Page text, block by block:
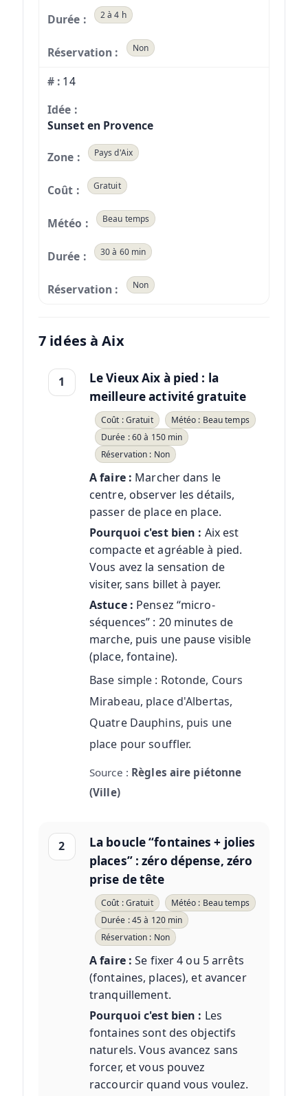
2 à 4 h
Non
14
Sunset en Provence
Pays d'Aix
Gratuit
Beau temps
30 à 60 min
Non
7 idées à Aix
1
Le Vieux Aix à pied : la
meilleure activité gratuite
Coût : Gratuit
Météo : Beau temps
Durée : 60 à 150 min
Réservation : Non
A faire : Marcher dans le
centre, observer les détails,
passer de place en place.
Pourquoi c'est bien : Aix est
compacte et agréable à pied.
Vous avez la sensation de
visiter, sans billet à payer.
Astuce : Pensez “micro-
séquences” : 20 minutes de
marche, puis une pause visible
(place, fontaine).
Base simple : Rotonde, Cours
Mirabeau, place d'Albertas,
Quatre Dauphins, puis une
place pour souffler.
Source : Règles aire piétonne
(Ville)
2
La boucle “fontaines + jolies
places” : zéro dépense, zéro
prise de tête
Coût : Gratuit
Météo : Beau temps
Durée : 45 à 120 min
Réservation : Non
A faire : Se fixer 4 ou 5 arrêts
(fontaines, places), et avancer
tranquillement.
Pourquoi c'est bien : Les
fontaines sont des objectifs
naturels. Vous avancez sans
forcer, et vous pouvez
raccourcir quand vous voulez.